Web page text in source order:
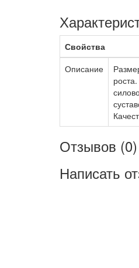
Свойства
Описание
Отзывов (0)
Написать